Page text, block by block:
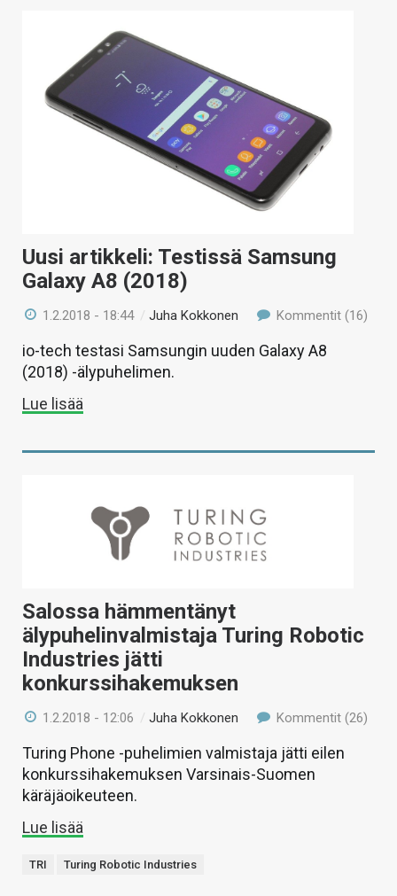
Uusi artikkeli: Testissä Samsung
Galaxy A8 (2018)
1.2.2018 - 18:44 /Juha Kokkonen Kommentit (16)
io-tech testasi Samsungin uuden Galaxy A8
(2018) -älypuhelimen.
Lue lisää
Salossa hämmentänyt
älypuhelinvalmistaja Turing Robotic
Industries jätti
konkurssihakemuksen
1.2.2018 - 12:06 /Juha Kokkonen Kommentit (26)
Turing Phone -puhelimien valmistaja jätti eilen
konkurssihakemuksen Varsinais-Suomen
käräjäoikeuteen.
Lue lisää
TRI Turing Robotic Industries